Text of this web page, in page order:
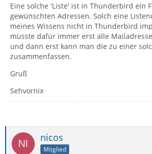
Eine solche 'Liste' ist in Thunderbird ein
gewünschten Adressen. Solch eine
meines Wissens nicht in Thunderbird
müsste dafür immer erst alle
und dann erst kann man die zu einer
zusammenfassen.
Gruß
Sehvornix
nicos
Mitglied